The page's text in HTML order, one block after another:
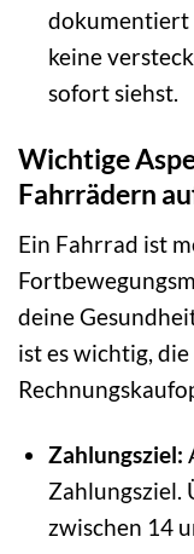
dokumentiert
keine
sofort siehst.
Wichtige
Fahrrädern
Ein Fahrrad ist
deine
ist es wichtig,
Zahlungsziel:
Zahlungsziel.
zwischen 14